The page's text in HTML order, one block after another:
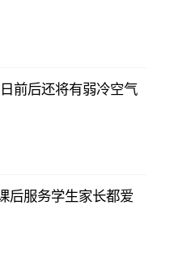
前后还将有弱冷空气
后服务学生家长都爱